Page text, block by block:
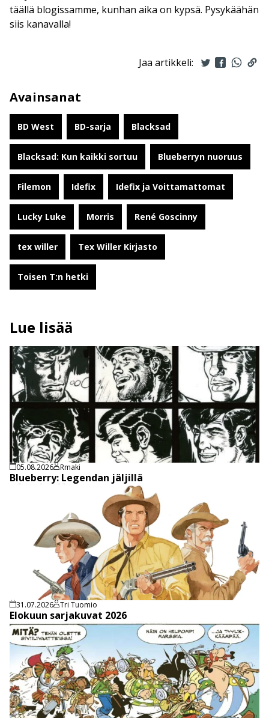
täällä blogissamme, kunhan aika on kypsä. Pysykäähän
siis kanavalla!
Jaa artikkeli:
Avainsanat
BD West BD-sarja Blacksad
Blacksad: Kun kaikki sortuu Blueberryn nuoruus
Filemon Idefix Idefix ja Voittamattomat
Lucky Luke Morris René Goscinny
tex willer Tex Willer Kirjasto
Toisen T:n hetki
Lue lisää
05.08.2026 Rmaki
Blueberry: Legendan jäljillä
31.07.2026 Tri Tuomio
Elokuun sarjakuvat 2026